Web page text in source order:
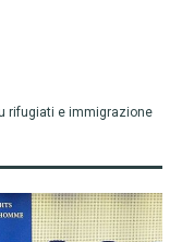
rifugiati e immigrazione